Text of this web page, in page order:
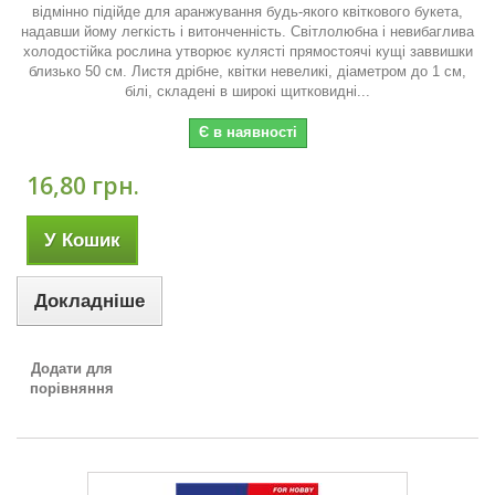
відмінно підійде для аранжування будь-якого квіткового букета,
надавши йому легкість і витонченність. Світлолюбна і невибаглива
холодостійка рослина утворює кулясті прямостоячі кущі заввишки
близько 50 см. Листя дрібне, квітки невеликі, діаметром до 1 см,
білі, складені в широкі щитковидні...
Є в наявності
16,80 грн.
У Кошик
Докладніше
Додати для
порівняння